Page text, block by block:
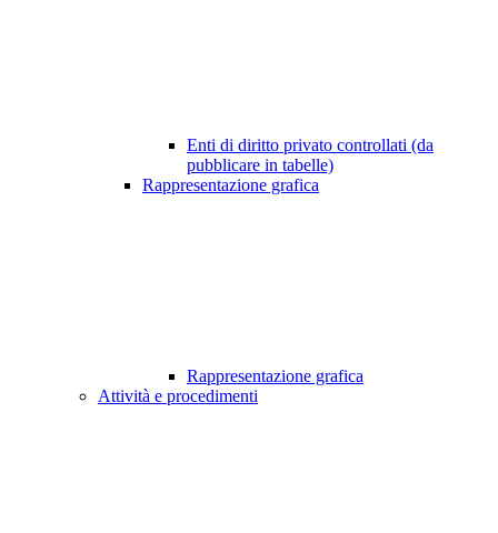
Enti di diritto privato controllati (da
pubblicare in tabelle)
Rappresentazione grafica
Rappresentazione grafica
Attività e procedimenti